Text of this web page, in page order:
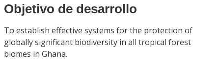
Objetivo de desarrollo
To establish effective systems for the protection of
globally significant biodiversity in all tropical forest
biomes in Ghana.